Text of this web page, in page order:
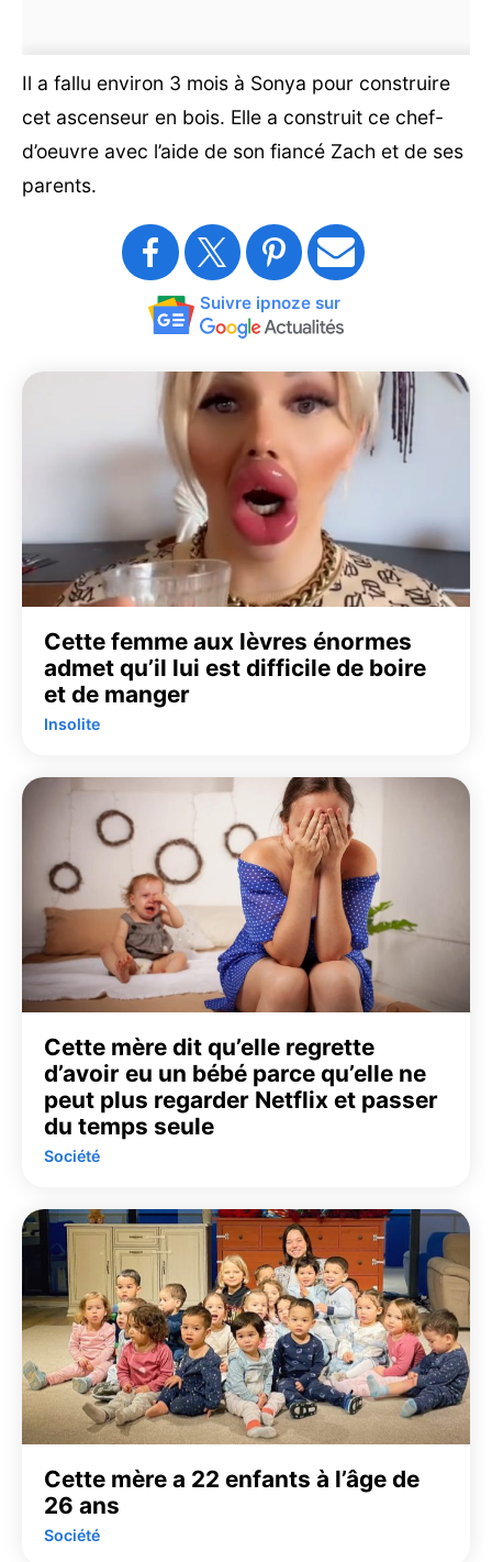
Il a fallu environ 3 mois à Sonya pour construire
cet ascenseur en bois. Elle a construit ce chef-
d’oeuvre avec l’aide de son fiancé Zach et de ses
parents.
Suivre ipnoze sur
Cette femme aux lèvres énormes
admet qu’il lui est difficile de boire
et de manger
Insolite
Cette mère dit qu’elle regrette
d’avoir eu un bébé parce qu’elle ne
peut plus regarder Netflix et passer
du temps seule
Société
Cette mère a 22 enfants à l’âge de
26 ans
Société